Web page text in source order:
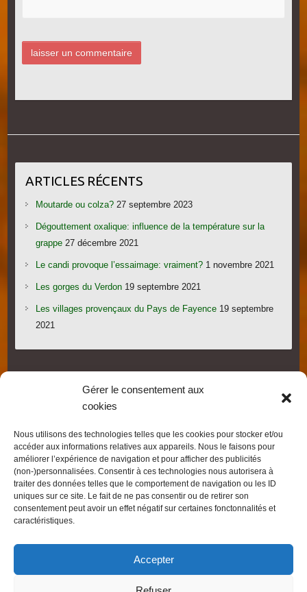
Gérer le consentement aux
cookies
Nous utilisons des technologies telles que les cookies pour stocker et/ou
accéder aux informations relatives aux appareils. Nous le faisons pour
améliorer l’expérience de navigation et pour afficher des publicités
(non-)personnalisées. Consentir à ces technologies nous autorisera à
traiter des données telles que le comportement de navigation ou les ID
uniques sur ce site. Le fait de ne pas consentir ou de retirer son
consentement peut avoir un effet négatif sur certaines fonctonnalités et
caractéristiques.
Accepter
ARTICLES RÉCENTS
Moutarde ou colza? 27 septembre 2023
Dégouttement oxalique: influence de la température sur la
grappe 27 décembre 2021
Le candi provoque l’essaimage: vraiment? 1 novembre 2021
Les gorges du Verdon 19 septembre 2021
Les villages provençaux du Pays de Fayence 19 septembre
2021
ColorlibSponsorisé parWordPress